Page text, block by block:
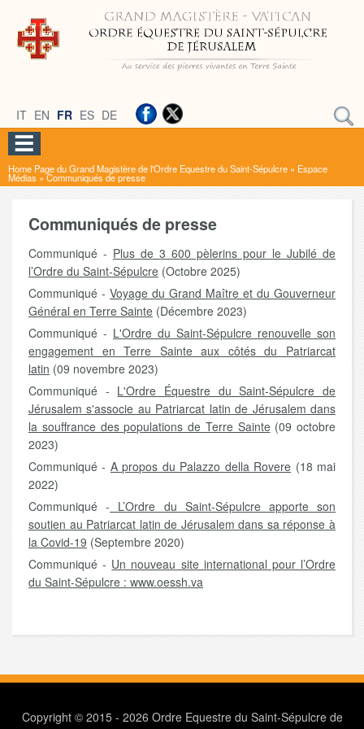
IT EN FR ES DE
Home Page du Grand Magistère de l'Ordre Equestre du Saint-Sépulcre » Espace
Médias »Communiqués de presse
Communiqués de presse
Communiqué - Plus de 3 600 pèlerins pour le Jubilé de
l’Ordre du Saint-Sépulcre (Octobre 2025)
Communiqué - Voyage du Grand Maître et du Gouverneur
Général en Terre Sainte (Décembre 2023)
Communiqué - L'Ordre du Saint-Sépulcre renouvelle son
engagement en Terre Sainte aux côtés du Patriarcat
latin (09 novembre 2023)
Communiqué - L'Ordre Équestre du Saint-Sépulcre de
Jérusalem s'associe au Patriarcat latin de Jérusalem dans
la souffrance des populations de Terre Sainte(09 octobre
2023)
Communiqué - A propos du Palazzo della Rovere (18 mai
2022)
Communiqué - L’Ordre du Saint-Sépulcre apporte son
soutien au Patriarcat latin de Jérusalem dans sa réponse à
la Covid-19 (Septembre 2020)
Communiqué - Un nouveau site international pour l’Ordre
du Saint-Sépulcre : www.oessh.va
Copyright © 2015 - 2026 Ordre Equestre du Saint-Sépulcre de